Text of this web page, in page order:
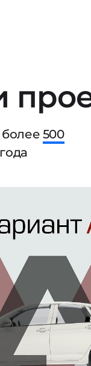
более 500